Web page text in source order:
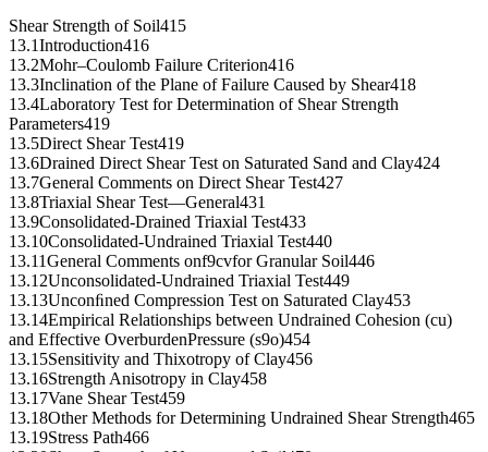
Shear Strength of Soil415
13.1Introduction416
13.2Mohr–Coulomb Failure Criterion416
13.3Inclination of the Plane of Failure Caused by Shear418
13.4Laboratory Test for Determination of Shear Strength
Parameters419
13.5Direct Shear Test419
13.6Drained Direct Shear Test on Saturated Sand and Clay424
13.7General Comments on Direct Shear Test427
13.8Triaxial Shear Test—General431
13.9Consolidated-Drained Triaxial Test433
13.10Consolidated-Undrained Triaxial Test440
13.11General Comments onf9cvfor Granular Soil446
13.12Unconsolidated-Undrained Triaxial Test449
13.13Unconﬁned Compression Test on Saturated Clay453
13.14Empirical Relationships between Undrained Cohesion (cu)
and Effective OverburdenPressure (s9o)454
13.15Sensitivity and Thixotropy of Clay456
13.16Strength Anisotropy in Clay458
13.17Vane Shear Test459
13.18Other Methods for Determining Undrained Shear Strength465
13.19Stress Path466